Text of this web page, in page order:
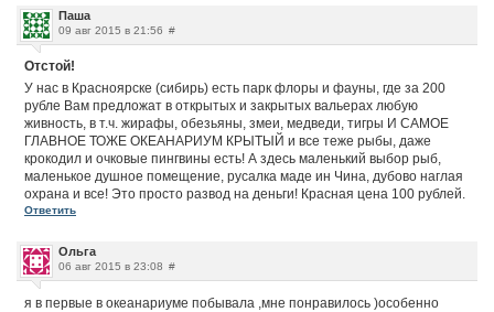
Паша
09 авг 2015 в 21:56 #
Отстой!
У нас в Красноярске (сибирь) есть парк флоры и фауны, где за 200
рубле Вам предложат в открытых и закрытых вальерах любую
живность, в т.ч. жирафы, обезьяны, змеи, медведи, тигры И САМОЕ
ГЛАВНОЕ ТОЖЕ ОКЕАНАРИУМ КРЫТЫЙ и все теже рыбы, даже
крокодил и очковые пингвины есть! А здесь маленький выбор рыб,
маленькое душное помещение, русалка маде ин Чина, дубово наглая
охрана и все! Это просто развод на деньги! Красная цена 100 рублей.
Ответить
Ольга
06 авг 2015 в 23:08 #
я в первые в океанариуме побывала ,мне понравилось )особенно